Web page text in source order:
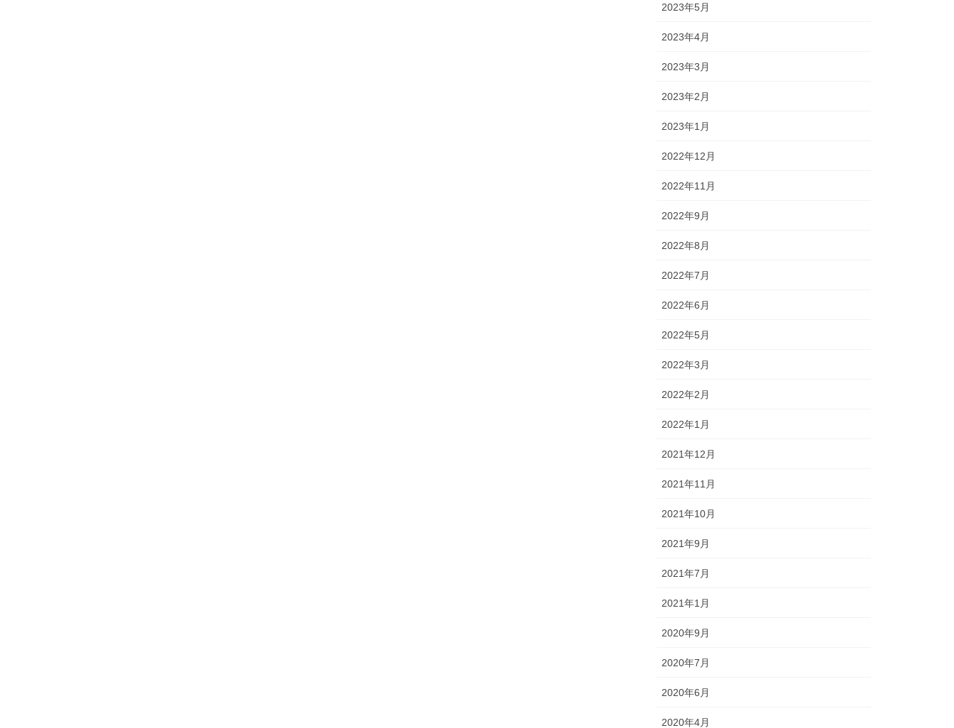
2023年5月
2023年4月
2023年3月
2023年2月
2023年1月
2022年12月
2022年11月
2022年9月
2022年8月
2022年7月
2022年6月
2022年5月
2022年3月
2022年2月
2022年1月
2021年12月
2021年11月
2021年10月
2021年9月
2021年7月
2021年1月
2020年9月
2020年7月
2020年6月
2020年4月